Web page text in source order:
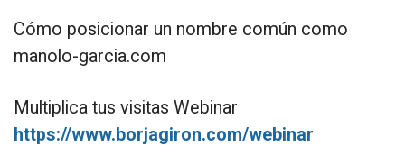
Cómo posicionar un nombre común como
manolo-garcia.com
Multiplica tus visitas Webinar
https://www.borjagiron.com/webinar